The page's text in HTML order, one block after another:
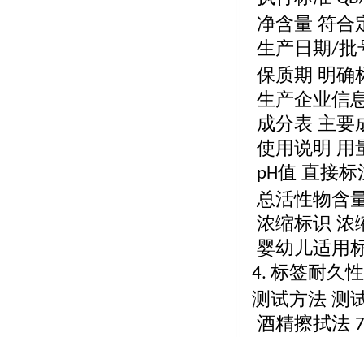
净含量 符合
生产日期/批
保质期 明确
生产企业信
成分表 主要
使用说明 用
pH值 直接标
总活性物含
浓缩标识 浓
婴幼儿适用
4. 标签耐久
测试方法 测
酒精擦拭法